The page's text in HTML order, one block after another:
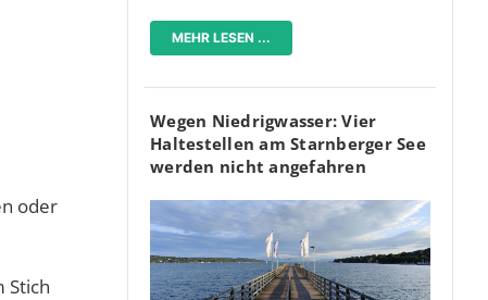
oder
Stich
MEHR LESEN ...
Wegen Niedrigwasser: Vier
Haltestellen am Starnberger See
werden nicht angefahren